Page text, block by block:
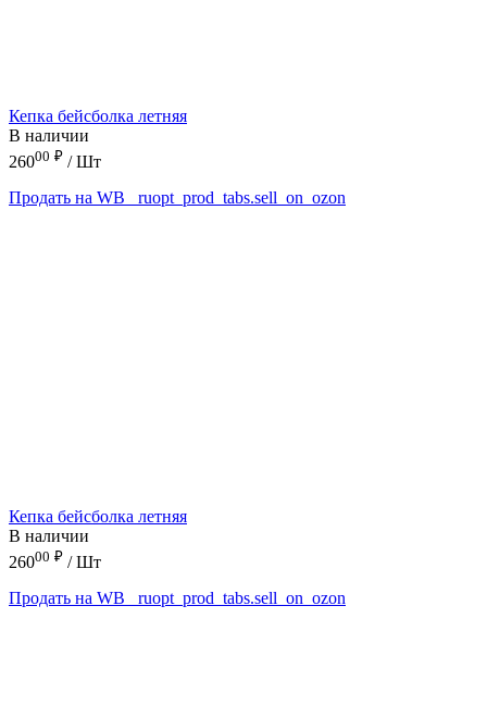
Кепка бейсболка летняя
В наличии
26000 ₽ / Шт
Продать на WB
_ruopt_prod_tabs.sell_on_ozon
Кепка бейсболка летняя
В наличии
26000 ₽ / Шт
Продать на WB
_ruopt_prod_tabs.sell_on_ozon